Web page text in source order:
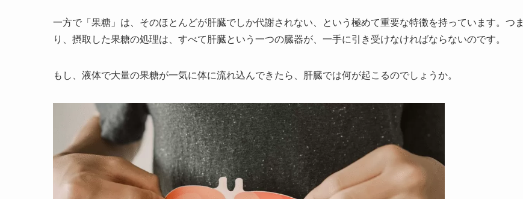
一方で「果糖」は、そのほとんどが肝臓でしか代謝されない、という極めて重要な特徴を持っています。つま
り、摂取した果糖の処理は、すべて肝臓という一つの臓器が、一手に引き受けなければならないのです。
もし、液体で大量の果糖が一気に体に流れ込んできたら、肝臓では何が起こるのでしょうか。